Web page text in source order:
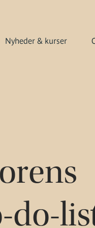
Nyheder & kurser
do-